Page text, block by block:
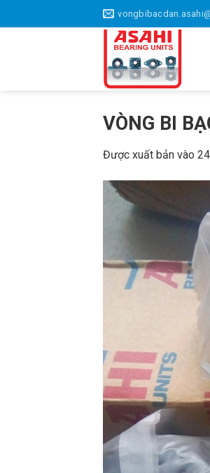
qua
VÒNG BI
Được xuất bản vào